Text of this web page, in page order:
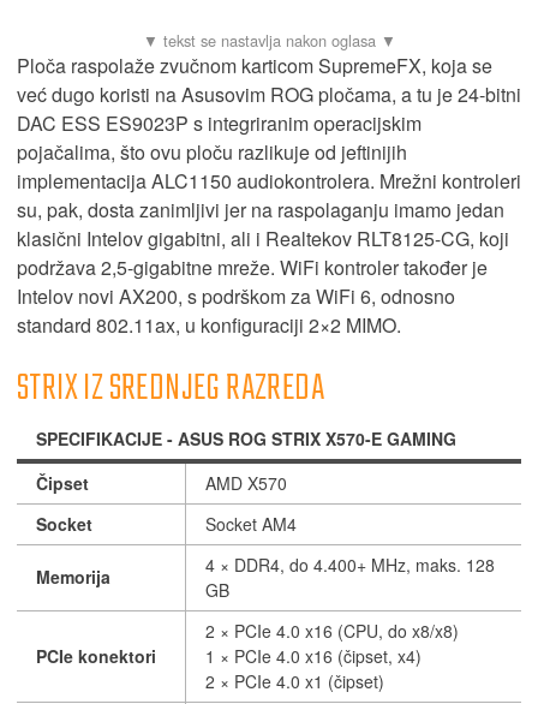
Ploča raspolaže zvučnom karticom SupremeFX, koja se
već dugo koristi na Asusovim ROG pločama, a tu je 24-bitni
DAC ESS ES9023P s integriranim operacijskim
pojačalima, što ovu ploču razlikuje od jeftinijih
implementacija ALC1150 audiokontrolera. Mrežni kontroleri
su, pak, dosta zanimljivi jer na raspolaganju imamo jedan
klasični Intelov gigabitni, ali i Realtekov RLT8125-CG, koji
podržava 2,5-gigabitne mreže. WiFi kontroler također je
Intelov novi AX200, s podrškom za WiFi 6, odnosno
standard 802.11ax, u konfiguraciji 2×2 MIMO.
STRIX IZ SREDNJEG RAZREDA
SPECIFIKACIJE - ASUS ROG STRIX X570-E GAMING
Čipset
AMD X570
Socket
Socket AM4
Memorija
4 × DDR4, do 4.400+ MHz, maks. 128
GB
PCIe konektori
2 × PCIe 4.0 x16 (CPU, do x8/x8)
1 × PCIe 4.0 x16 (čipset, x4)
2 × PCIe 4.0 x1 (čipset)